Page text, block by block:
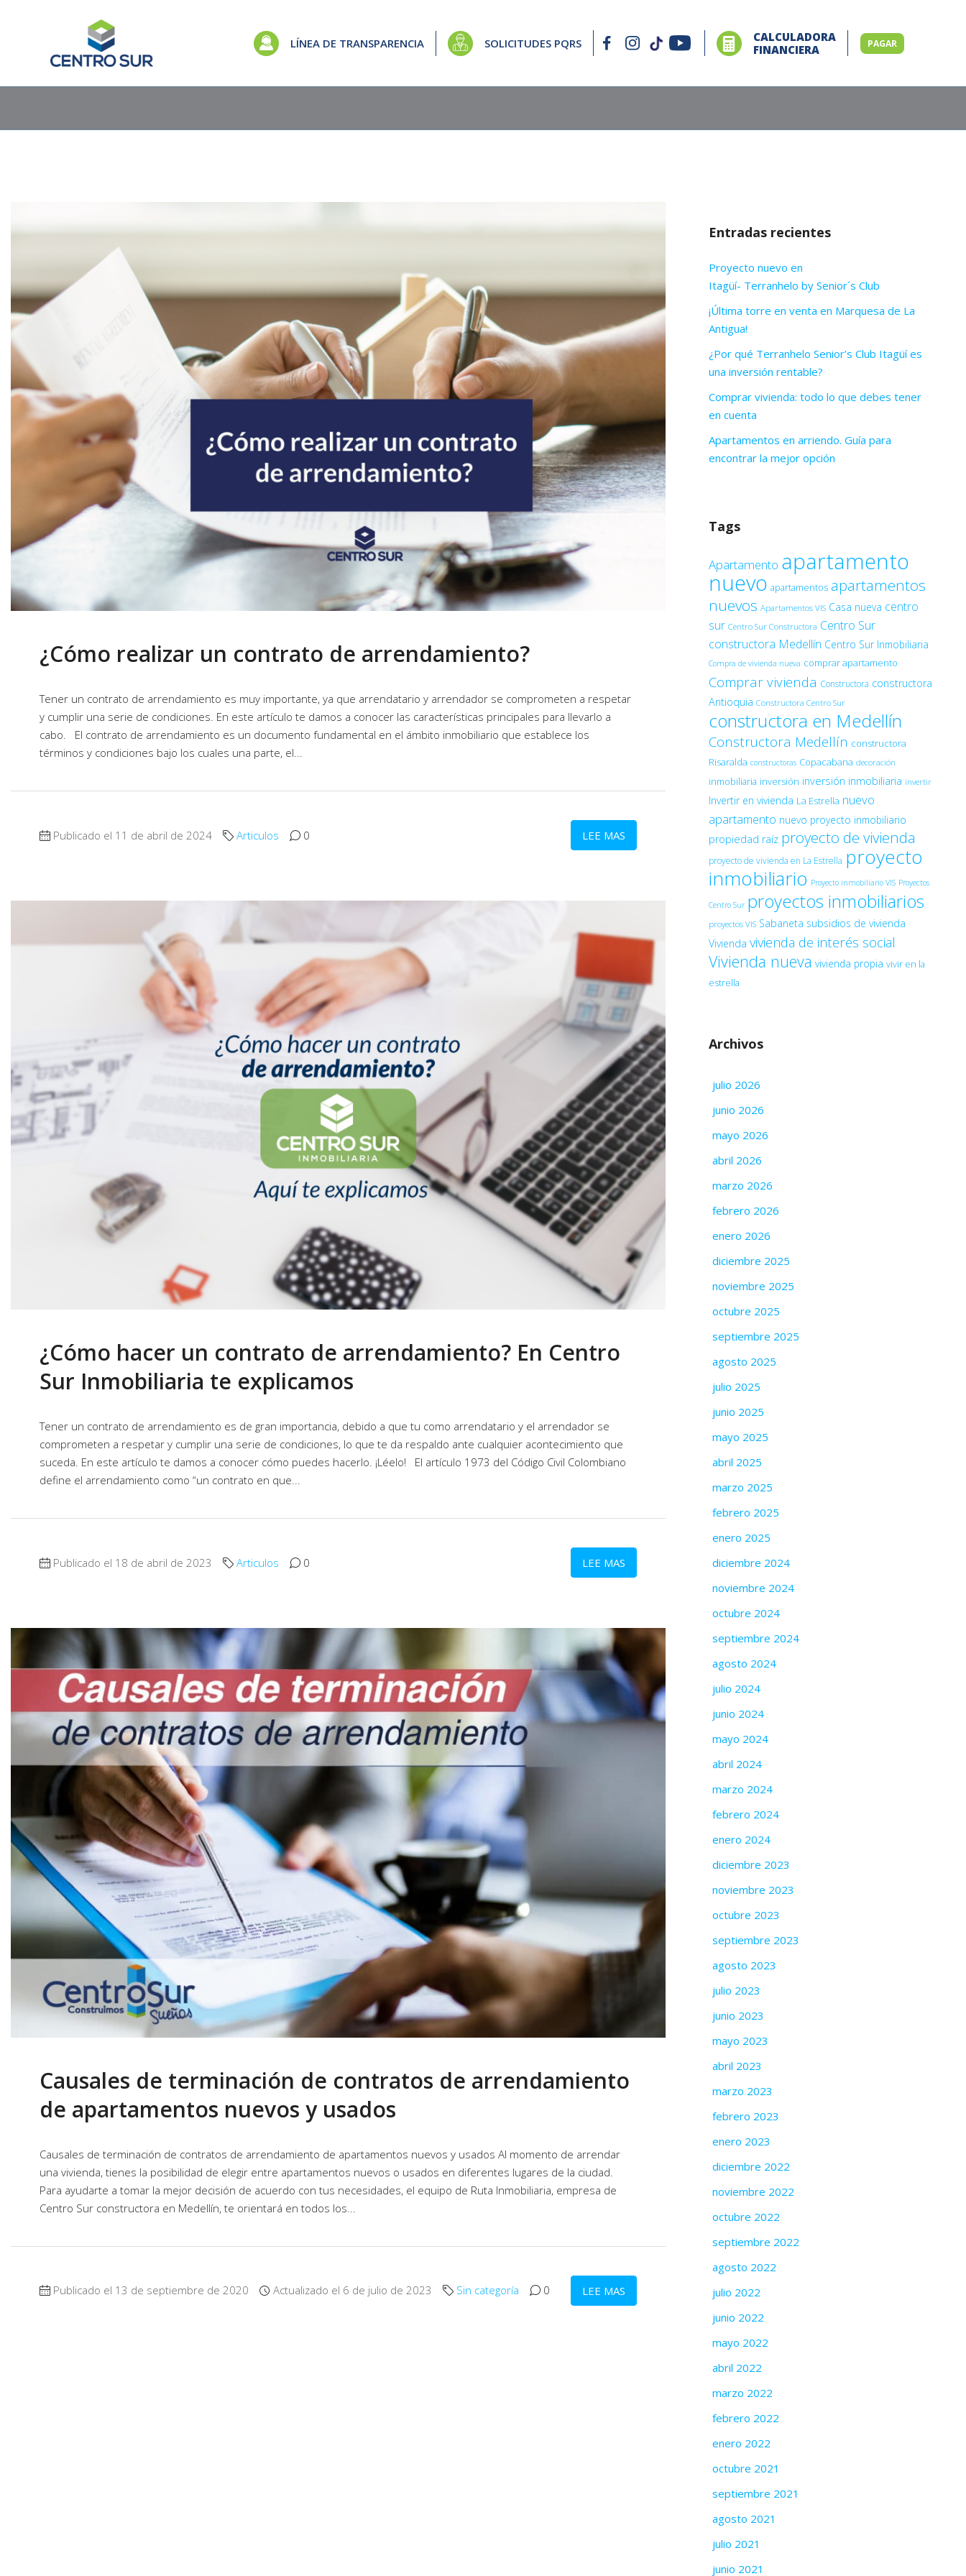
LÍNEA DE TRANSPARENCIA SOLICITUDES PQRS
CALCULADORA
FINANCIERA
PAGAR
¿Cómo realizar un contrato de arrendamiento?
Tener un contrato de arrendamiento es muy importante, ya que arrendatario y arrendador se comprometen a respetar
y cumplir una serie de condiciones. En este artículo te damos a conocer las características principales para llevarlo a
cabo. El contrato de arrendamiento es un documento fundamental en el ámbito inmobiliario que establece los
términos y condiciones bajo los cuales una parte, el...
Publicado el 11 de abril de 2024 Articulos 0 LEE MAS
¿Cómo hacer un contrato de arrendamiento? En Centro
Sur Inmobiliaria te explicamos
Tener un contrato de arrendamiento es de gran importancia, debido a que tu como arrendatario y el arrendador se
comprometen a respetar y cumplir una serie de condiciones, lo que te da respaldo ante cualquier acontecimiento que
suceda. En este artículo te damos a conocer cómo puedes hacerlo. ¡Léelo! El artículo 1973 del Código Civil Colombiano
define el arrendamiento como “un contrato en que...
Publicado el 18 de abril de 2023 Articulos 0 LEE MAS
Causales de terminación de contratos de arrendamiento
de apartamentos nuevos y usados
Causales de terminación de contratos de arrendamiento de apartamentos nuevos y usados Al momento de arrendar
una vivienda, tienes la posibilidad de elegir entre apartamentos nuevos o usados en diferentes lugares de la ciudad.
Para ayudarte a tomar la mejor decisión de acuerdo con tus necesidades, el equipo de Ruta Inmobiliaria, empresa de
Centro Sur constructora en Medellín, te orientará en todos los...
Publicado el 13 de septiembre de 2020 Actualizado el 6 de julio de 2023 Sin categoría 0 LEE MAS
Entradas recientes
Proyecto nuevo en
Itagüí- Terranhelo by Senior´s Club
¡Última torre en venta en Marquesa de La
Antigua!
¿Por qué Terranhelo Senior’s Club Itagüí es
una inversión rentable?
Comprar vivienda: todo lo que debes tener
en cuenta
Apartamentos en arriendo. Guía para
encontrar la mejor opción
Tags
Apartamento apartamento
nuevo apartamentos apartamentos
nuevos Apartamentos VIS Casa nueva centro
sur Centro Sur Constructora Centro Sur
constructora Medellín Centro Sur Inmobiliaria
Compra de vivienda nueva comprar apartamento
Comprar vivienda Constructora constructora
Antioquia Constructora Centro Sur
constructora en Medellín
Constructora Medellín constructora
Risaralda constructoras Copacabana decoración
inmobiliaria inversión inversión inmobiliaria invertir
Invertir en vivienda La Estrella nuevo
apartamento nuevo proyecto inmobiliario
propiedad raíz proyecto de vivienda
proyecto de vivienda en La Estrella proyecto
inmobiliario Proyecto inmobiliario VIS Proyectos
Centro Sur proyectos inmobiliarios
proyectos VIS Sabaneta subsidios de vivienda
Vivienda vivienda de interés social
Vivienda nueva vivienda propia vivir en la
estrella
Archivos
julio 2026
junio 2026
mayo 2026
abril 2026
marzo 2026
febrero 2026
enero 2026
diciembre 2025
noviembre 2025
octubre 2025
septiembre 2025
agosto 2025
julio 2025
junio 2025
mayo 2025
abril 2025
marzo 2025
febrero 2025
enero 2025
diciembre 2024
noviembre 2024
octubre 2024
septiembre 2024
agosto 2024
julio 2024
junio 2024
mayo 2024
abril 2024
marzo 2024
febrero 2024
enero 2024
diciembre 2023
noviembre 2023
octubre 2023
septiembre 2023
agosto 2023
julio 2023
junio 2023
mayo 2023
abril 2023
marzo 2023
febrero 2023
enero 2023
diciembre 2022
noviembre 2022
octubre 2022
septiembre 2022
agosto 2022
julio 2022
junio 2022
mayo 2022
abril 2022
marzo 2022
febrero 2022
enero 2022
octubre 2021
septiembre 2021
agosto 2021
julio 2021
junio 2021